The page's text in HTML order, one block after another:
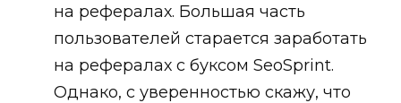
на рефералах. Большая часть
пользователей старается заработать
на рефералах с буксом SeoSprint.
Однако, с уверенностью скажу, что